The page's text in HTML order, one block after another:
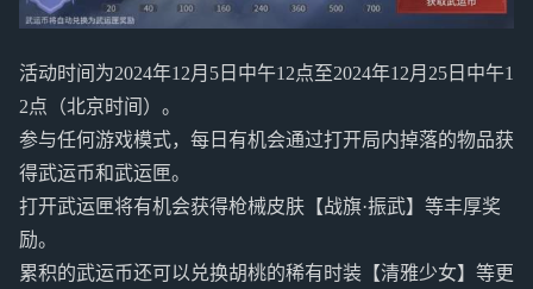
活动时间为2024年12月5日中午12点至2024年12月25日中午1
2点（北京时间）。
参与任何游戏模式，每日有机会通过打开局内掉落的物品获
得武运币和武运匣。
打开武运匣将有机会获得枪械皮肤【战旗·振武】等丰厚奖
励。
累积的武运币还可以兑换胡桃的稀有时装【清雅少女】等更